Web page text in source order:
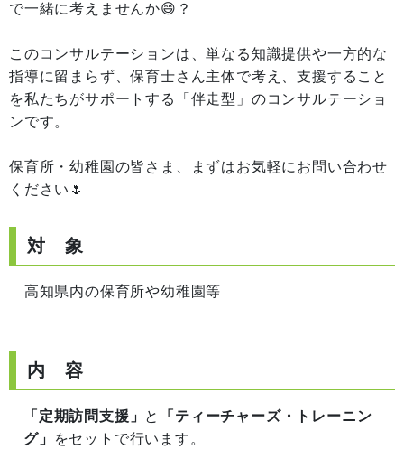
で一緒に考えませんか😄？
このコンサルテーションは、単なる知識提供や一方的な
指導に留まらず、保育士さん主体で考え、支援すること
を私たちがサポートする「伴走型」のコンサルテーショ
ンです。
保育所・幼稚園の皆さま、まずはお気軽にお問い合わせ
ください🌷
対 象
高知県内の保育所や幼稚園等
内 容
「定期訪問支援」 と
「ティーチャーズ・トレーニン
グ」
をセットで行います。